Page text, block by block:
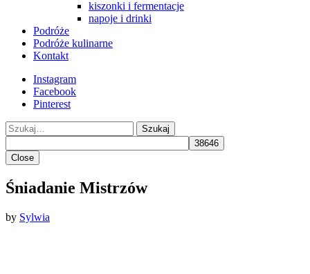
kiszonki i fermentacje
napoje i drinki
Podróże
Podróże kulinarne
Kontakt
Instagram
Facebook
Pinterest
Szukaj
Close
Śniadanie Mistrzów
by Sylwia